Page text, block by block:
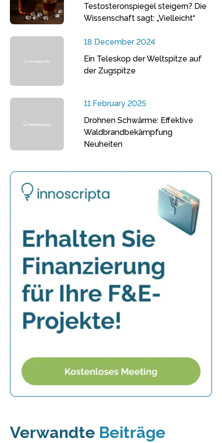
Testosteronspiegel steigern? Die
Wissenschaft sagt: „Vielleicht“
18 December 2024
Ein Teleskop der Weltspitze auf
der Zugspitze
11 February 2025
Drohnen Schwärme: Effektive
Waldbrandbekämpfung
Neuheiten
Verwandte Beiträge